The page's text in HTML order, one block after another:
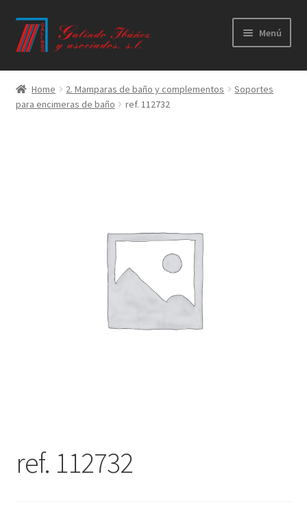
Ir
a
Ir
al
Menú
Principal
Productos
Trabaja con nosotros
Home 2. Mamparas de baño y complementos
Soportes
para encimeras de baño
ref. 112732
ref. 112732